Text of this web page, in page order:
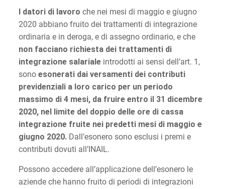
I datori di lavoro che nei mesi di maggio e giugno
2020 abbiano fruito dei trattamenti di integrazione
ordinaria e in deroga, e di assegno ordinario, e che
non facciano richiesta dei trattamenti di
integrazione salarialeintrodotti ai sensi dell’art. 1,
sono esonerati dai versamenti dei contributi
previdenziali a loro carico per un periodo
massimo di 4 mesi, da fruire entro il 31 dicembre
2020, nel limite del doppio delle ore di cassa
integrazione fruite nei predetti mesi di maggio e
giugno 2020.Dall’esonero sono esclusi i premi e
contributi dovuti all’INAIL.
Possono accedere all’applicazione dell’esonero le
aziende che hanno fruito di periodi di integrazioni